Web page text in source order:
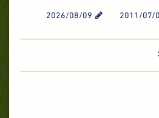
2011/07/
2026/08/09